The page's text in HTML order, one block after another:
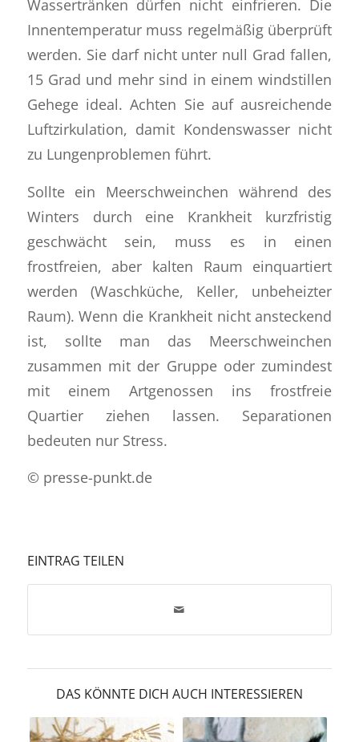
Wassertränken dürfen nicht einfrieren. Die
Innentemperatur muss regelmäßig überprüft
werden. Sie darf nicht unter null Grad fallen,
15 Grad und mehr sind in einem windstillen
Gehege ideal. Achten Sie auf ausreichende
Luftzirkulation, damit Kondenswasser nicht
zu Lungenproblemen führt.
Sollte ein Meerschweinchen während des
Winters durch eine Krankheit kurzfristig
geschwächt sein, muss es in einen
frostfreien, aber kalten Raum einquartiert
werden (Waschküche, Keller, unbeheizter
Raum). Wenn die Krankheit nicht ansteckend
ist, sollte man das Meerschweinchen
zusammen mit der Gruppe oder zumindest
mit einem Artgenossen ins frostfreie
Quartier ziehen lassen. Separationen
bedeuten nur Stress.
© presse-punkt.de
EINTRAG TEILEN
DAS KÖNNTE DICH AUCH INTERESSIEREN